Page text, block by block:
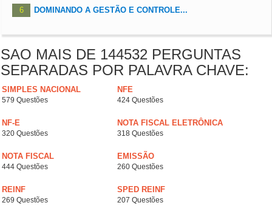
6 DOMINANDO A GESTÃO E CONTROLE...
SAO MAIS DE 144532 PERGUNTAS
SEPARADAS POR PALAVRA CHAVE:
SIMPLES NACIONAL
579 Questões
NFE
424 Questões
NF-E
320 Questões
NOTA FISCAL ELETRÔNICA
318 Questões
NOTA FISCAL
444 Questões
EMISSÃO
260 Questões
REINF
269 Questões
SPED REINF
207 Questões